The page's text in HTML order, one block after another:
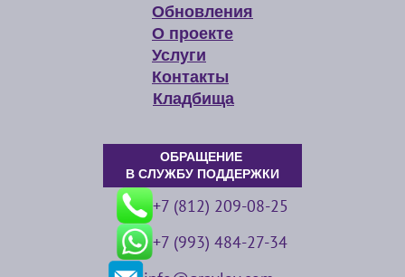
Обновления
О проекте
Услуги
Контакты
Кладбища
ОБРАЩЕНИЕ
В СЛУЖБУ ПОДДЕРЖКИ
+7 (812) 209-08-25
+7 (993) 484-27-34